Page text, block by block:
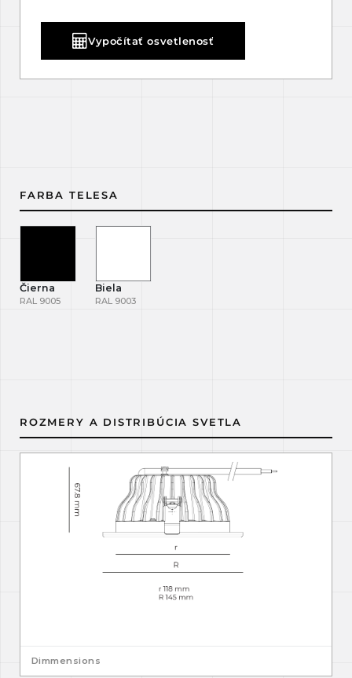
Vypočítať osvetlenosť
FARBA TELESA
Čierna
RAL 9005
Biela
RAL 9003
ROZMERY A DISTRIBÚCIA SVETLA
Dimmensions